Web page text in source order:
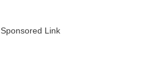
Sponsored Link